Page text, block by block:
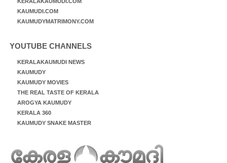
KAUMUDI.COM
KAUMUDYMATRIMONY.COM
YOUTUBE CHANNELS
KERALAKAUMUDI NEWS
KAUMUDY
KAUMUDY MOVIES
THE REAL TASTE OF KERALA
AROGYA KAUMUDY
KERALA 360
KAUMUDY SNAKE MASTER